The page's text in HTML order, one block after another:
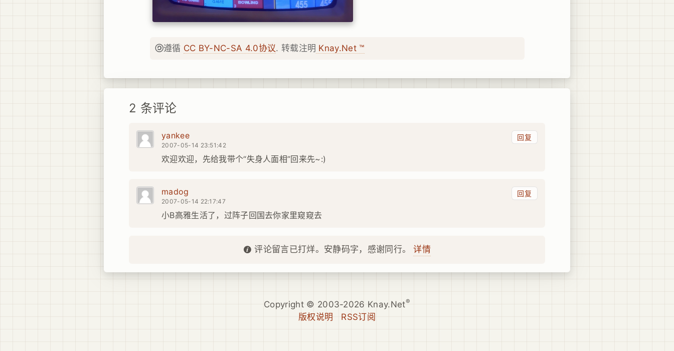
遵循 CC BY-NC-SA 4.0协议. 转载注明 Knay.Net ™
2 条评论
回复
yankee
2007-05-14 23:51:42
欢迎欢迎，先给我带个“失身人面相”回来先~:)
回复
madog
2007-05-14 22:17:47
小B高雅生活了，过阵子回国去你家里窥窥去
评论留言已打烊。安静码字，感谢同行。 详情
Copyright © 2003-2026 Knay.Net®
版权说明 RSS订阅